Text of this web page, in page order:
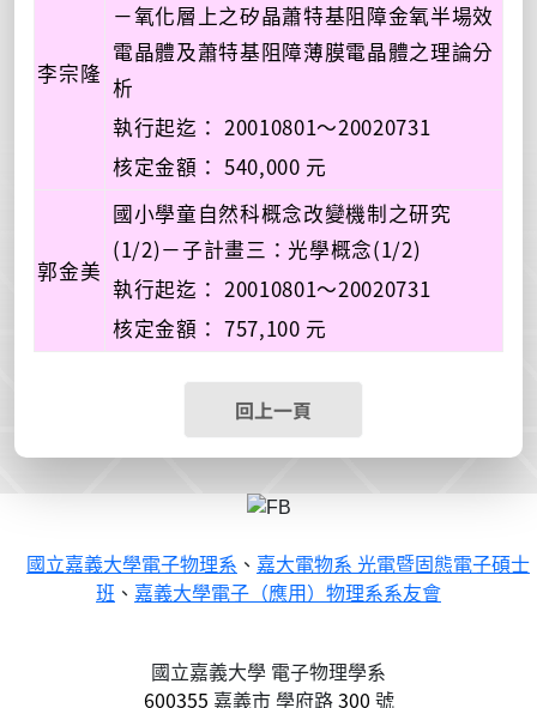
李宗隆
－氧化層上之矽晶蕭特基阻障金氧半場效
電晶體及蕭特基阻障薄膜電晶體之理論分
析
執行起迄： 20010801～20020731
核定金額： 540,000 元
郭金美
國小學童自然科概念改變機制之研究
(1/2)－子計畫三：光學概念(1/2)
執行起迄： 20010801～20020731
核定金額： 757,100 元
回上一頁
國立嘉義大學電子物理系 、 嘉大電物系 光電暨固態電子碩士
班 、 嘉義大學電子（應用）物理系系友會
國立嘉義大學 電子物理學系
600355 嘉義市學府路300 號